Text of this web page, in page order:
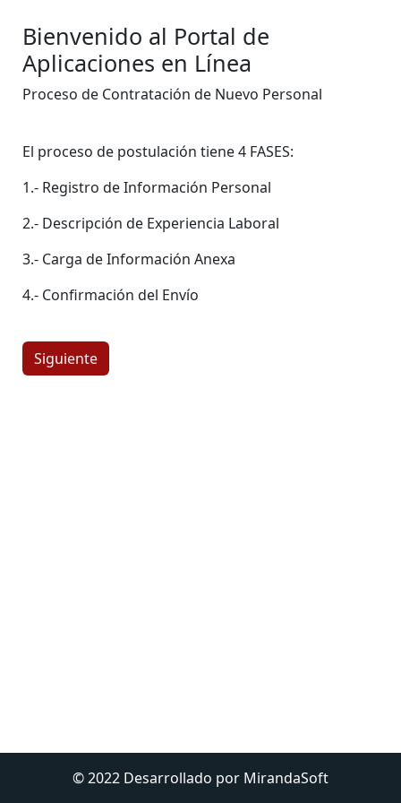
Bienvenido al Portal de
Aplicaciones en Línea
Proceso de Contratación de Nuevo Personal
El proceso de postulación tiene 4 FASES:
1.- Registro de Información Personal
2.- Descripción de Experiencia Laboral
3.- Carga de Información Anexa
4.- Confirmación del Envío
© 2022 Desarrollado por MirandaSoft